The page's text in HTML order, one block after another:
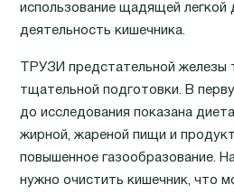
использование щадящей
деятельность кишечника.
ТРУЗИ предстательной железы
тщательной подготовки. В
до исследования показана
жирной, жареной пищи и
повышенное газообразование.
нужно очистить кишечник, что